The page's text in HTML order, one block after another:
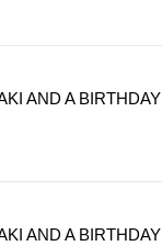
AND A BIRTHDAY
AND A BIRTHDAY